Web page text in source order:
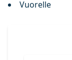
Vuorelle